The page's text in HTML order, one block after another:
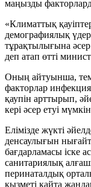
маңызды
«Климаттық
демографиялық
тұрақтылығына
деп атап өтті
Оның айтуынша,
факторлар
қаупін арттырып,
кері әсер етуі
Елімізде жүкті
денсаулығын
бағдарламасы іске
санитариялық
перинаталдық
қызметі қайта